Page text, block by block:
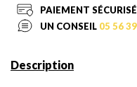
PAIEMENT SÉCURISÉ
UN CONSEIL 05 56
Description